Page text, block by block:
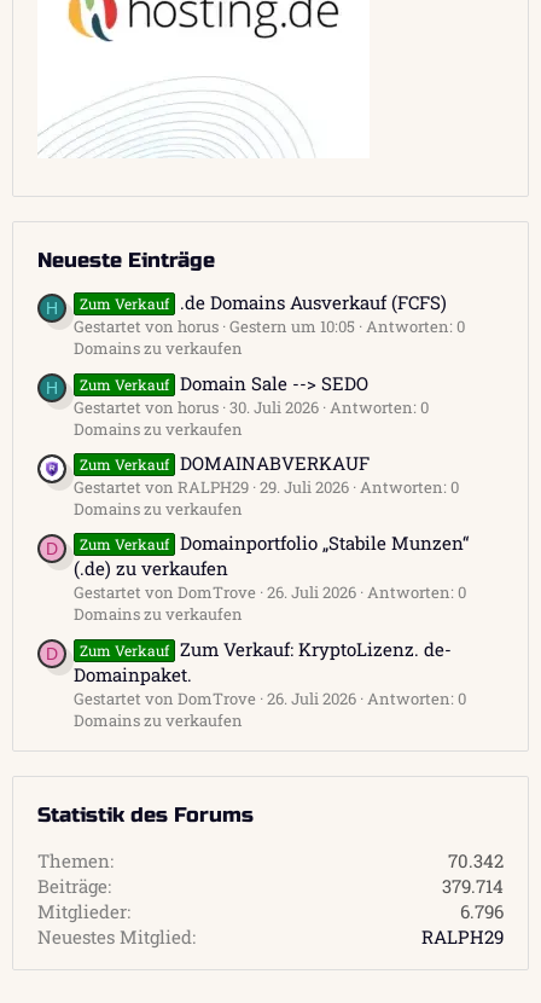
Neueste Einträge
H Zum Verkauf .de Domains Ausverkauf (FCFS)
Gestartet von horus Gestern um 10:05 Antworten: 0
Domains zu verkaufen
H Zum Verkauf Domain Sale --> SEDO
Gestartet von horus 30. Juli 2026 Antworten: 0
Domains zu verkaufen
Zum Verkauf DOMAINABVERKAUF
Gestartet von RALPH29 29. Juli 2026 Antworten: 0
Domains zu verkaufen
D Zum Verkauf Domainportfolio „Stabile Munzen“
(.de) zu verkaufen
Gestartet von DomTrove 26. Juli 2026 Antworten: 0
Domains zu verkaufen
D Zum Verkauf Zum Verkauf: KryptoLizenz. de-
Domainpaket.
Gestartet von DomTrove 26. Juli 2026 Antworten: 0
Domains zu verkaufen
Statistik des Forums
Themen
70.342
Beiträge
379.714
Mitglieder
6.796
Neuestes Mitglied
RALPH29